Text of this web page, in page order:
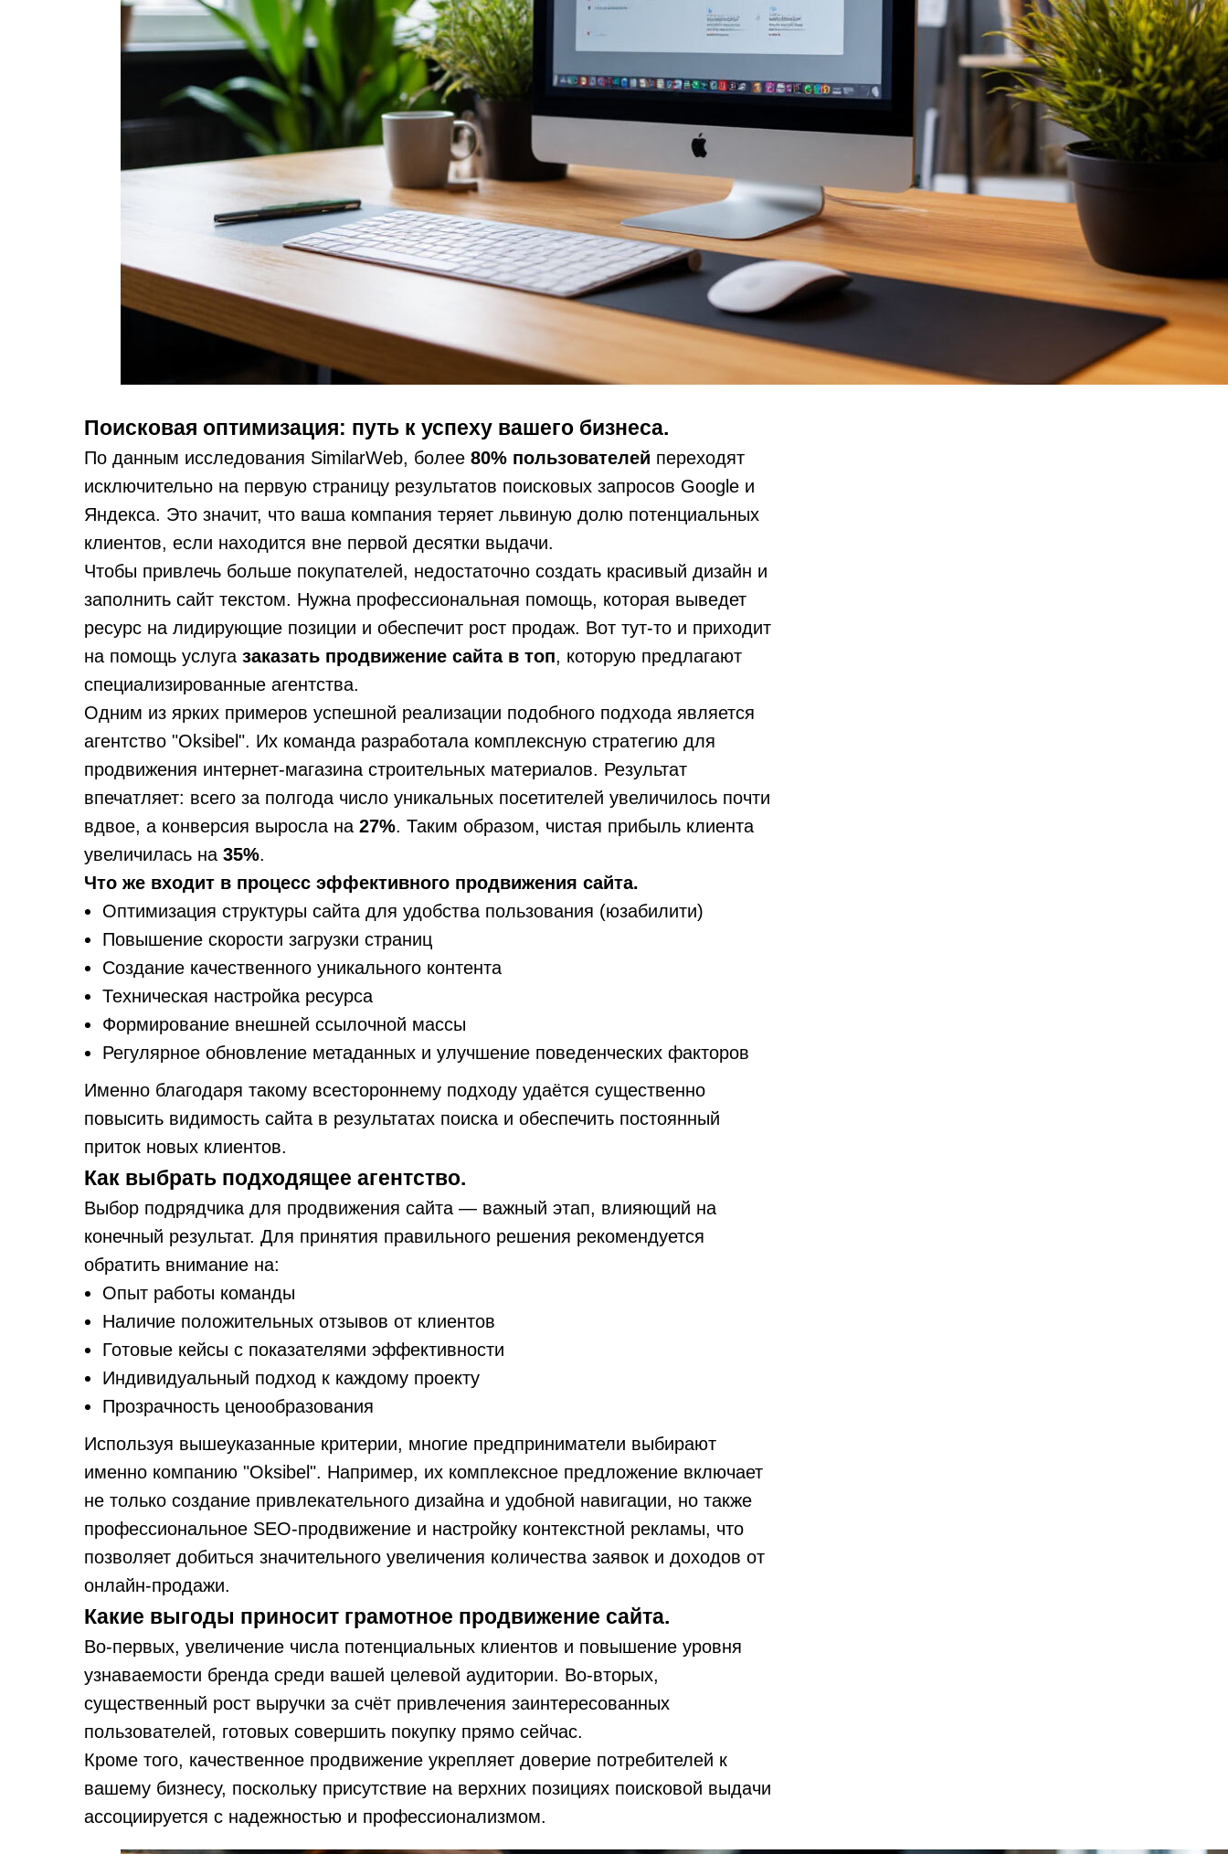
Поисковая оптимизация: путь к успеху вашего бизнеса.
По данным исследования SimilarWeb, более 80% пользователей переходят
исключительно на первую страницу результатов поисковых запросов Google и
Яндекса. Это значит, что ваша компания теряет львиную долю потенциальных
клиентов, если находится вне первой десятки выдачи.
Чтобы привлечь больше покупателей, недостаточно создать красивый дизайн и
заполнить сайт текстом. Нужна профессиональная помощь, которая выведет
ресурс на лидирующие позиции и обеспечит рост продаж. Вот тут-то и приходит
на помощь услуга заказать продвижение сайта в топ, которую предлагают
специализированные агентства.
Одним из ярких примеров успешной реализации подобного подхода является
агентство "Oksibel". Их команда разработала комплексную стратегию для
продвижения интернет-магазина строительных материалов. Результат
впечатляет: всего за полгода число уникальных посетителей увеличилось почти
вдвое, а конверсия выросла на 27%. Таким образом, чистая прибыль клиента
увеличилась на 35%.
Что же входит в процесс эффективного продвижения сайта.
Оптимизация структуры сайта для удобства пользования (юзабилити)
Повышение скорости загрузки страниц
Создание качественного уникального контента
Техническая настройка ресурса
Формирование внешней ссылочной массы
Регулярное обновление метаданных и улучшение поведенческих факторов
Именно благодаря такому всестороннему подходу удаётся существенно
повысить видимость сайта в результатах поиска и обеспечить постоянный
приток новых клиентов.
Как выбрать подходящее агентство.
Выбор подрядчика для продвижения сайта — важный этап, влияющий на
конечный результат. Для принятия правильного решения рекомендуется
обратить внимание на:
Опыт работы команды
Наличие положительных отзывов от клиентов
Готовые кейсы с показателями эффективности
Индивидуальный подход к каждому проекту
Прозрачность ценообразования
Используя вышеуказанные критерии, многие предприниматели выбирают
именно компанию "Oksibel". Например, их комплексное предложение включает
не только создание привлекательного дизайна и удобной навигации, но также
профессиональное SEO-продвижение и настройку контекстной рекламы, что
позволяет добиться значительного увеличения количества заявок и доходов от
онлайн-продажи.
Какие выгоды приносит грамотное продвижение сайта.
Во-первых, увеличение числа потенциальных клиентов и повышение уровня
узнаваемости бренда среди вашей целевой аудитории. Во-вторых,
существенный рост выручки за счёт привлечения заинтересованных
пользователей, готовых совершить покупку прямо сейчас.
Кроме того, качественное продвижение укрепляет доверие потребителей к
вашему бизнесу, поскольку присутствие на верхних позициях поисковой выдачи
ассоциируется с надежностью и профессионализмом.